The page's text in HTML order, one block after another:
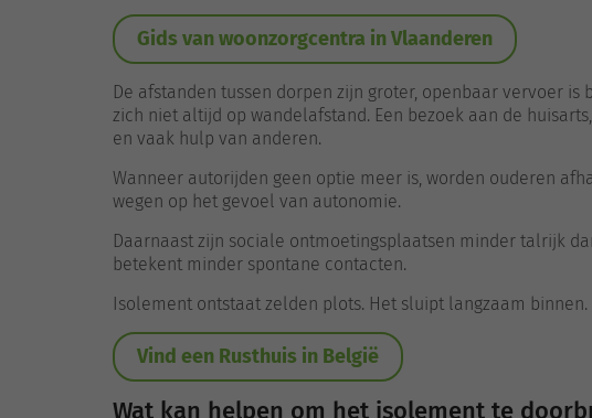
Gids van woonzorgcentra in Vlaanderen
De afstanden tussen dorpen zijn groter, openbaar vervoer
zich niet altijd op wandelafstand. Een bezoek aan de
en vaak hulp van anderen.
Wanneer autorijden geen optie meer is, worden ouderen
wegen op het gevoel van autonomie.
Daarnaast zijn sociale ontmoetingsplaatsen minder talrijk
betekent minder spontane contacten.
Isolement ontstaat zelden plots. Het sluipt langzaam binnen.
Vind een Rusthuis in België
Wat kan helpen om het isolement te